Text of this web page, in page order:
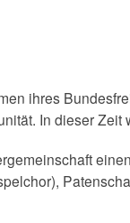
ihres
In dieser